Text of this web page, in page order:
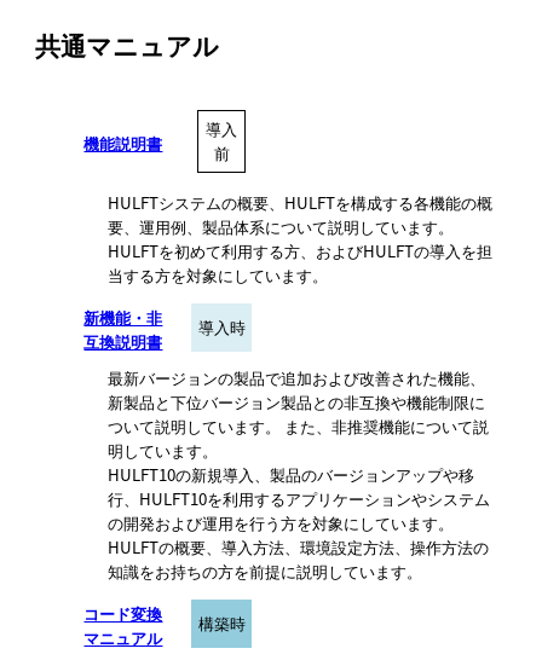
共通マニュアル
機能説明書
導入
前
HULFTシステムの概要、HULFTを構成する各機能の概
要、運用例、製品体系について説明しています。
HULFTを初めて利用する方、およびHULFTの導入を担
当する方を対象にしています。
新機能・非
互換説明書
導入時
最新バージョンの製品で追加および改善された機能、
新製品と下位バージョン製品との非互換や機能制限に
ついて説明しています。 また、非推奨機能について説
明しています。
HULFT10の新規導入、製品のバージョンアップや移
行、HULFT10を利用するアプリケーションやシステム
の開発および運用を行う方を対象にしています。
HULFTの概要、導入方法、環境設定方法、操作方法の
知識をお持ちの方を前提に説明しています。
コード変換
マニュアル
構築時